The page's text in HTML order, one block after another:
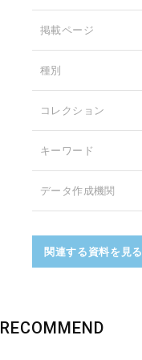
掲載ページ
種別
コレクション
キーワード
データ作成機関
関連する資料を見る
RECOMMEND